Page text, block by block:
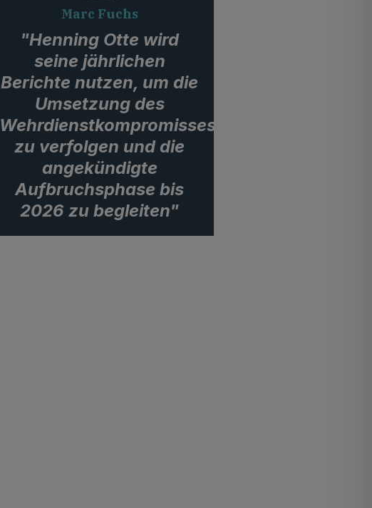
Marc Fuchs
"Henning Otte wird
seine jährlichen
Berichte nutzen, um die
Umsetzung des
Wehrdienstkompromisses
zu verfolgen und die
angekündigte
Aufbruchsphase bis
2026 zu begleiten"